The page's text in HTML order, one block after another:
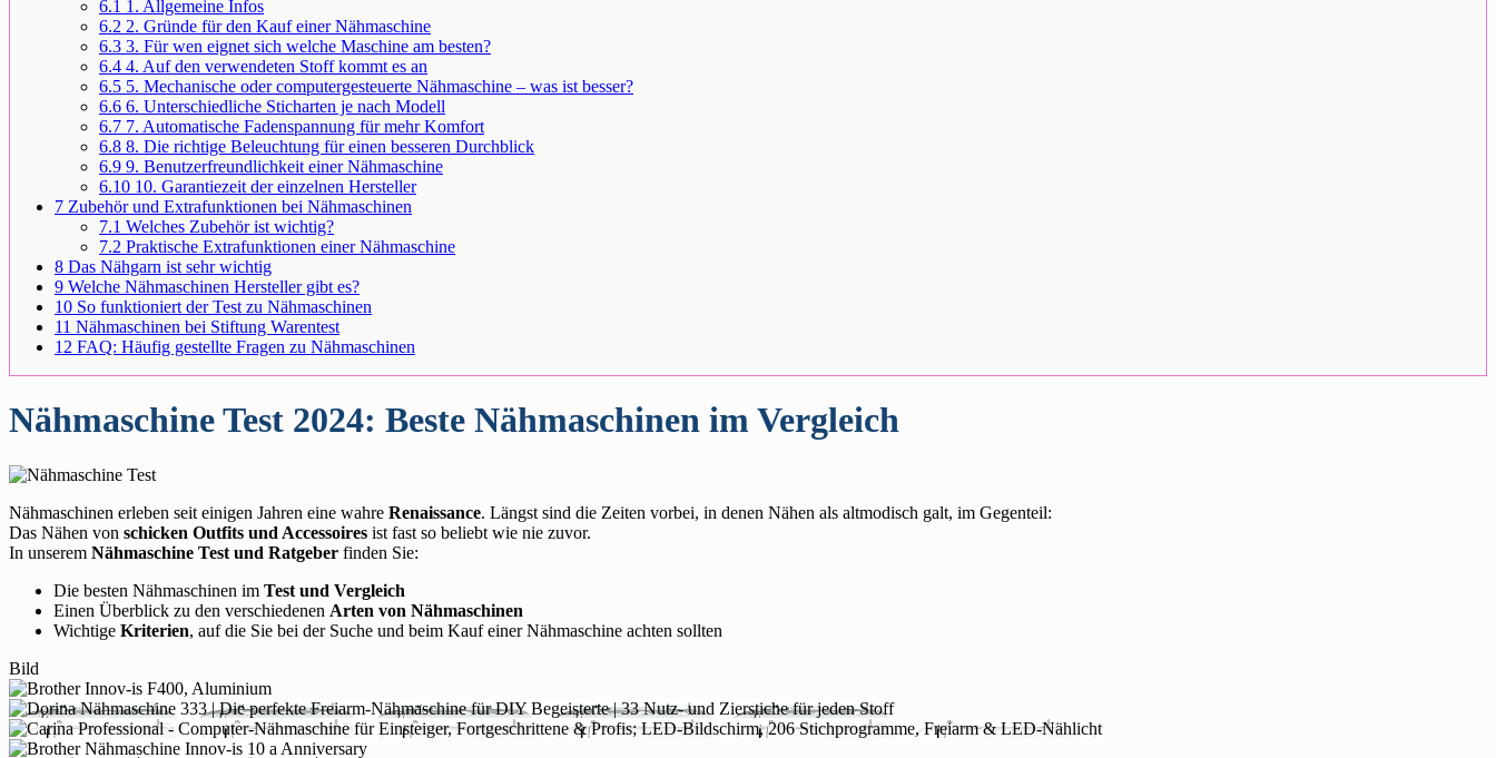
6.1 1. Allgemeine Infos
6.2 2. Gründe für den Kauf einer Nähmaschine
6.3 3. Für wen eignet sich welche Maschine am besten?
6.4 4. Auf den verwendeten Stoff kommt es an
6.5 5. Mechanische oder computergesteuerte Nähmaschine – was ist besser?
6.6 6. Unterschiedliche Sticharten je nach Modell
6.7 7. Automatische Fadenspannung für mehr Komfort
6.8 8. Die richtige Beleuchtung für einen besseren Durchblick
6.9 9. Benutzerfreundlichkeit einer Nähmaschine
6.10 10. Garantiezeit der einzelnen Hersteller
7 Zubehör und Extrafunktionen bei Nähmaschinen
7.1 Welches Zubehör ist wichtig?
7.2 Praktische Extrafunktionen einer Nähmaschine
8 Das Nähgarn ist sehr wichtig
9 Welche Nähmaschinen Hersteller gibt es?
10 So funktioniert der Test zu Nähmaschinen
11 Nähmaschinen bei Stiftung Warentest
12 FAQ: Häufig gestellte Fragen zu Nähmaschinen
Nähmaschine Test 2024: Beste Nähmaschinen im Vergleich
Nähmaschinen erleben seit einigen Jahren eine wahre Renaissance. Längst sind die Zeiten vorbei, in denen Nähen als altmodisch galt, im Gegenteil:
Das Nähen von schicken Outfits und Accessoires ist fast so beliebt wie nie zuvor.
In unserem Nähmaschine Test und Ratgeber finden Sie:
Die besten Nähmaschinen im Test und Vergleich
Einen Überblick zu den verschiedenen Arten von Nähmaschinen
Wichtige Kriterien, auf die Sie bei der Suche und beim Kauf einer Nähmaschine achten sollten
Bild